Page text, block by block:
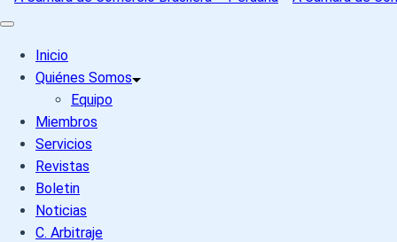
Inicio
Quiénes Somos
Equipo
Miembros
Servicios
Revistas
Boletin
Noticias
C. Arbitraje